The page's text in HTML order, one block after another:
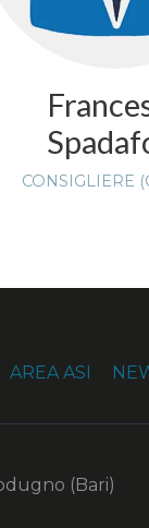
CONSIGLIERE
AREA ASI
(Bari)